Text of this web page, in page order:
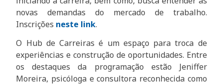
novas demandas do mercado de trabalho.
Inscrições neste link.
O Hub de Carreiras é um espaço para troca de
experiências e construção de oportunidades. Entre
os destaques da programação estão Jeniffer
Moreira, psicóloga e consultora reconhecida como